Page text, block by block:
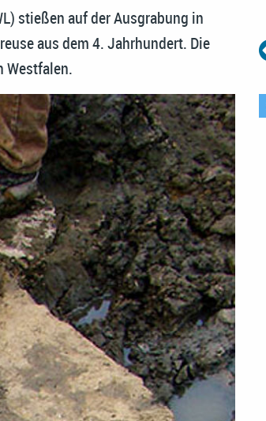
stießen auf der Ausgrabung in
aus dem 4. Jahrhundert. Die
Westfalen.